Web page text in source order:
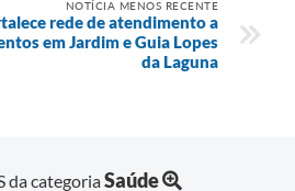
NOTÍCIA MENOS RECENTE
rede de atendimento a
em Jardim e Guia Lopes
da Laguna
da categoriaSaúde